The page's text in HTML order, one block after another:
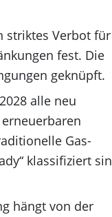
striktes Verbot für
fest. Die
geknüpft.
alle neu
Gas-
klassifiziert
hängt von der